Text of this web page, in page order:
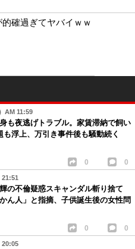
確過ぎてヤバイｗｗ
AM 11:59
も夜逃げトラブル。家賃滞納で飼い
浮上、万引き事件後も騒動続く
0 0
21:51
の不倫疑惑スキャンダル斬り捨て
ん人」と指摘、子供誕生後の女性問
0 0
20:05